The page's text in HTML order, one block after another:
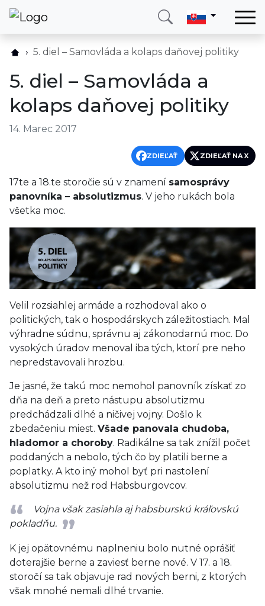
Krajina
O nás
Blog
Zavolajte mi Prihlásiť sa
5. diel – Samovláda a kolaps daňovej politiky
5. diel – Samovláda a
kolaps daňovej politiky
14. Marec 2017
ZDIEĽAŤ ZDIEĽAŤ NA X
17te a 18.te storočie sú v znamení samosprávy
panovníka – absolutizmus. V jeho rukách bola
všetka moc.
Velil rozsiahlej armáde a rozhodoval ako o
politických, tak o hospodárskych záležitostiach. Mal
výhradne súdnu, správnu aj zákonodarnú moc. Do
vysokých úradov menoval iba tých, ktorí pre neho
nepredstavovali hrozbu.
Je jasné, že takú moc nemohol panovník získať zo
dňa na deň a preto nástupu absolutizmu
predchádzali dlhé a ničivej vojny. Došlo k
zbedačeniu miest. Všade panovala chudoba,
hladomor a choroby. Radikálne sa tak znížil počet
poddaných a nebolo, tých čo by platili berne a
poplatky. A kto iný mohol byť pri nastolení
absolutizmu než rod Habsburgovcov.
Vojna však zasiahla aj habsburskú kráľovskú
pokladňu.
K jej opätovnému naplneniu bolo nutné oprášiť
doterajšie berne a zaviesť berne nové. V 17. a 18.
storočí sa tak objavuje rad nových berni, z ktorých
však mnohé nemali dlhé trvanie.